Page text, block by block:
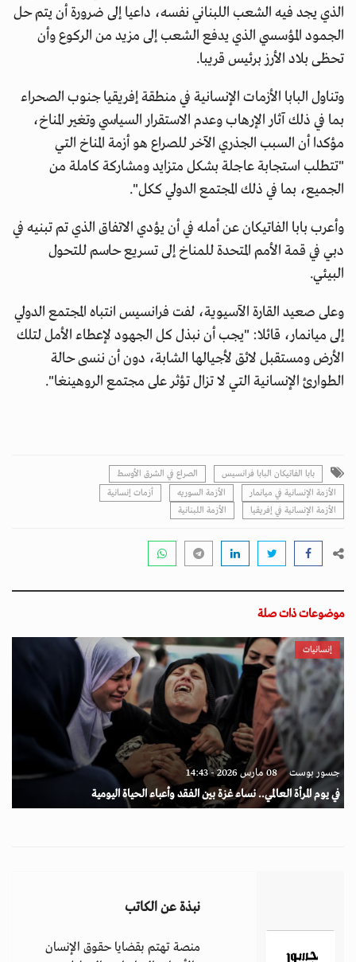
الذي يجد فيه الشعب اللبناني نفسه، داعيا إلى ضرورة أن يتم حل
الجمود المؤسسي الذي يدفع الشعب إلى مزيد من الركوع وأن
تحظى بلاد الأرز برئيس قريبا.
وتناول البابا الأزمات الإنسانية في منطقة إفريقيا جنوب الصحراء
بما في ذلك آثار الإرهاب وعدم الاستقرار السياسي وتغير المناخ،
مؤكدا أن السبب الجذري الآخر للصراع هو أزمة المناخ التي
"تتطلب استجابة عاجلة بشكل متزايد ومشاركة كاملة من
الجميع، بما في ذلك المجتمع الدولي ككل".
وأعرب بابا الفاتيكان عن أمله في أن يؤدي الاتفاق الذي تم تبنيه في
دبي في قمة الأمم المتحدة للمناخ إلى تسريع حاسم للتحول
البيئي.
وعلى صعيد القارة الآسيوية، لفت فرانسيس انتباه المجتمع الدولي
إلى ميانمار، قائلا: "يجب أن نبذل كل الجهود لإعطاء الأمل لتلك
الأرض ومستقبل لائق لأجيالها الشابة، دون أن ننسى حالة
الطوارئ الإنسانية التي لا تزال تؤثر على مجتمع الروهينغا".
بابا الفاتيكان البابا فرانسيس
الصراع في الشرق الأوسط
الأزمة الإنسانية في ميانمار
الأزمة السوريه
أزمات إنسانية
الأزمة الإنسانية في إفريقيا
الأزمة اللبنانية
موضوعات ذات صلة
إنسانيات
جسور بوست 08 مارس 2026 - 14:43
في يوم المرأة العالمي.. نساء غزة بين الفقد وأعباء الحياة اليومية
نبذة عن الكاتب
منصة تهتم بقضايا حقوق الإنسان